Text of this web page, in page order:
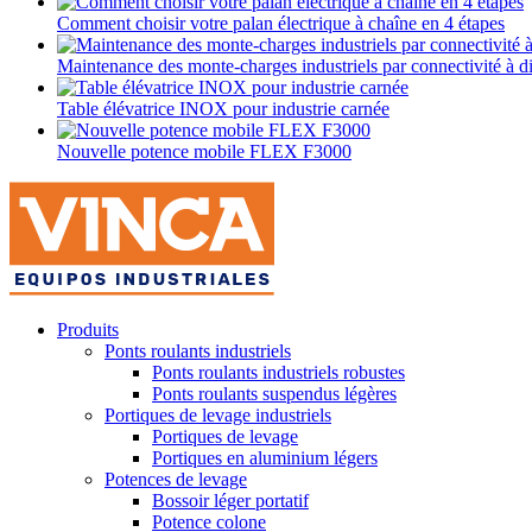
Comment choisir votre palan électrique à chaîne en 4 étapes
Maintenance des monte-charges industriels par connectivité à
Table élévatrice INOX pour industrie carnée
Nouvelle potence mobile FLEX F3000
Produits
Ponts roulants industriels
Ponts roulants industriels robustes
Ponts roulants suspendus légères
Portiques de levage industriels
Portiques de levage
Portiques en aluminium légers
Potences de levage
Bossoir léger portatif
Potence colone